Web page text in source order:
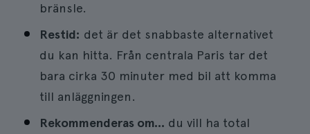
bränsle.
Restid: det är det snabbaste alternativet
du kan hitta. Från centrala Paris tar det
bara cirka 30 minuter med bil att komma
till anläggningen.
Rekommenderas om... du vill ha total